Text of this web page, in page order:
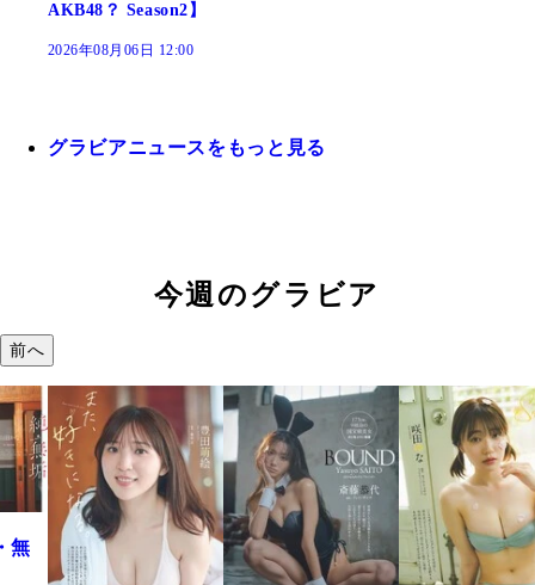
AKB48？ Season2】
2026年08月06日 12:00
グラビアニュースをもっと見る
今週のグラビア
前へ